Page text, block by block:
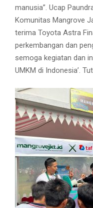
manusia”. Ucap
Komunitas Mangrove
terima Toyota Astra
perkembangan dan
semoga kegiatan dan
UMKM di Indonesia’.